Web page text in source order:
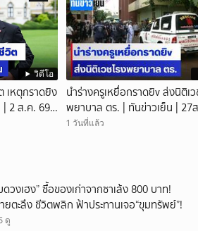
วิดีโอ
เหตุกราดยิง
| 2 ส.ค. 69 |
นำร่างครูเหยื่อกราดยิv ส่งนิติเว
พยาบาล ตร. | ทันข่าวเย็น | 27
NationTV22
1 วันที่แล้ว
ดวงเฮง” ซื้อของเก่าจากซาเล้ง 800 บาท!
ยตะลึง ชีวิตพลิก ฟ้าประทานเจอ“ขุมทรัพย์”!
ดู